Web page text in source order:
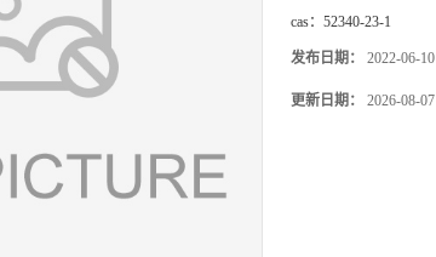
cas： 52340-23-1
发布日期： 2022-06-10
更新日期： 2026-08-07